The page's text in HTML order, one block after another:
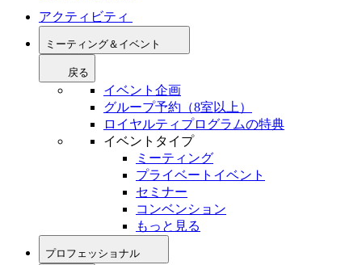
アクティビティ
ミーティング＆イベント
戻る
イベント企画
グループ予約（8室以上）
ロイヤルティプログラムの特典
イベントタイプ
ミーティング
プライベートイベント
セミナー
コンベンション
もっと見る
プロフェッショナル